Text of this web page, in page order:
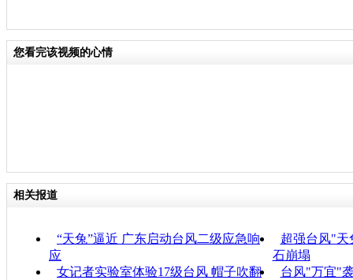
您看完该视频的心情
相关报道
“天兔”逼近 广东启动台风二级应急响
应
超强台风"天
石崩塌
女记者实验室体验17级台风 帽子吹翻
台风"万宜"